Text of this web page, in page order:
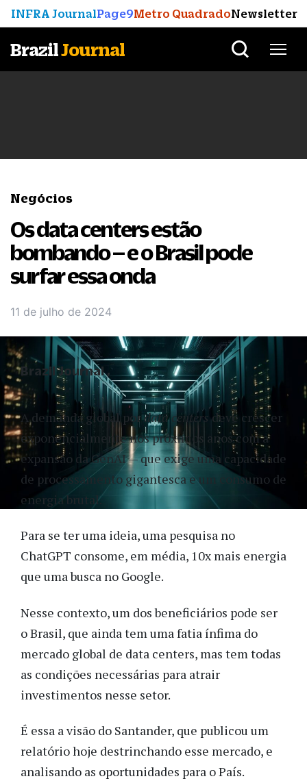
INFRA JournalPage9Metro QuadradoNewsletter
BrazilJournal
Negócios
Os data centers estão
bombando – e o Brasil pode
surfar essa onda
11 de julho de 2024
A demanda global pordata centersdeve crescer
exponencialmente nos próximos anos com a
expansão da GenAI — que exige uma capacidade
de processamento gigantesca e um consumo de
energia brutal.
Para se ter uma ideia, uma pesquisa no
ChatGPT consome, em média, 10x mais energia
que uma busca no Google.
Nesse contexto, um dos beneficiários pode ser
o Brasil, que ainda tem uma fatia ínfima do
mercado global de data centers, mas tem todas
as condições necessárias para atrair
investimentos nesse setor.
É essa a visão do Santander, que publicou um
relatório hoje destrinchando esse mercado, e
analisando as oportunidades para o País.
Brazil Journal